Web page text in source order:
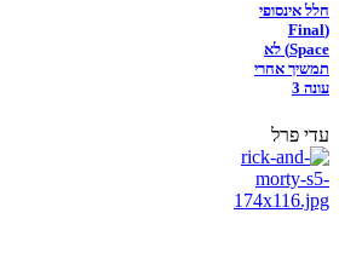
חלל אינסופי
(Final
Space) לא
תמשיך אחרי
עונה 3
עדי פרל